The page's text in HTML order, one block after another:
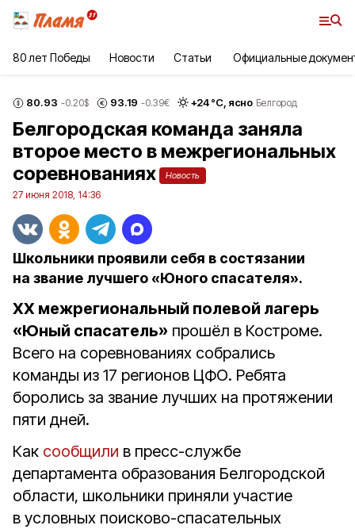
80 лет Победы Новости Статьи Официальные
80.93 -0.20$ 93.19 -0.39€ +24°С, ясно Белгород
Белгородская команда заняла
второе место в межрегиональных
соревнованиях
Новость
27 июня 2018, 14:36
Школьники проявили себя в состязании
на звание лучшего «Юного спасателя».
XX межрегиональный полевой лагерь
«Юный спасатель» прошёл в Костроме.
Всего на соревнованиях собрались
команды из 17 регионов ЦФО. Ребята
боролись за звание лучших на протяжении
пяти дней.
Как сообщили в пресс-службе
департамента образования Белгородской
области, школьники приняли участие
в условных поисково-спасательных